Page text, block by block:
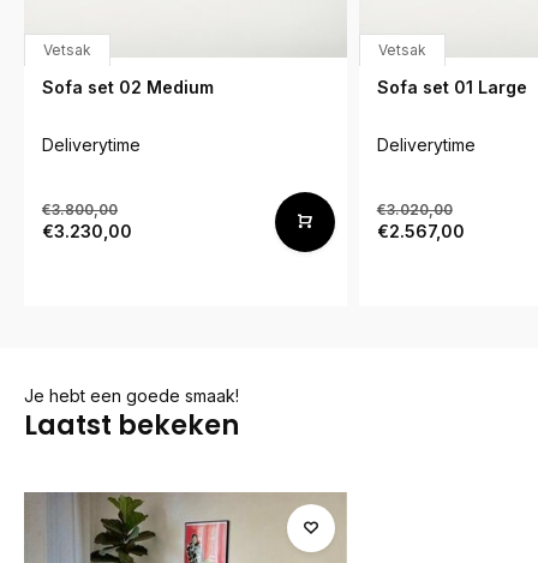
Vetsak
Sofa set 02 Medium
Deliverytime
€3.800,00
€3.230,00
Vetsak
Sofa set 01 Large
Deliverytime
€3.020,00
€2.567,00
Je hebt een goede smaak!
Laatst bekeken